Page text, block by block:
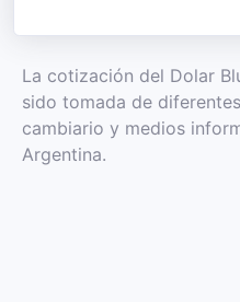
La cotización del Dolar
sido tomada de
cambiario y medios
Argentina.